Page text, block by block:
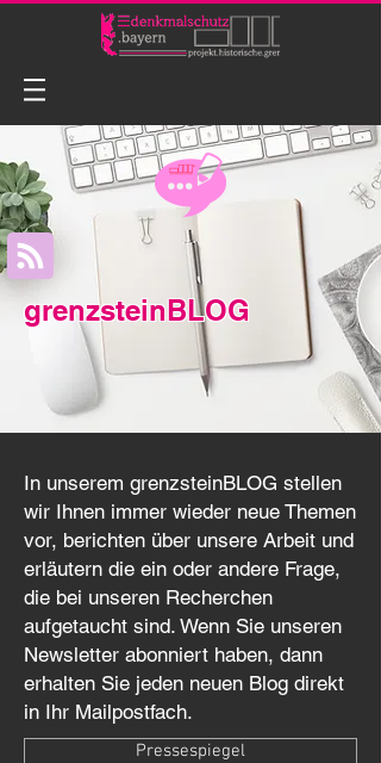
grenzsteinBLOG
In unserem grenzsteinBLOG stellen
wir Ihnen immer wieder neue Themen
vor, berichten über unsere Arbeit und
erläutern die ein oder andere Frage,
die bei unseren Recherchen
aufgetaucht sind. Wenn Sie unseren
Newsletter abonniert haben, dann
erhalten Sie jeden neuen Blog direkt
in Ihr Mailpostfach.
Pressespiegel